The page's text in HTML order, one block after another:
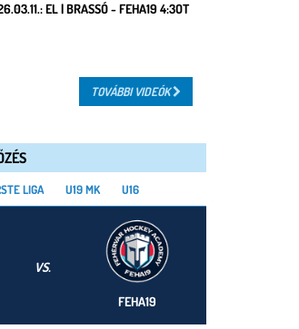
EL | BRASSÓ - FEHA19 4:3OT
TOVÁBBI VIDEÓK
LIGA U19 MK U16
VS.
FEHA19